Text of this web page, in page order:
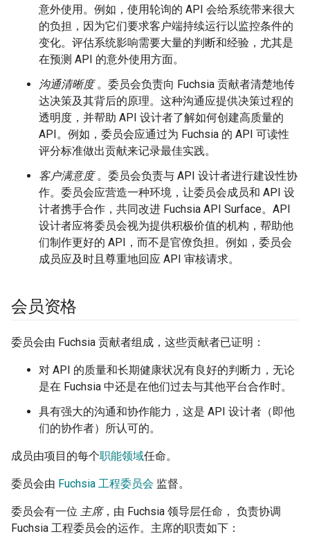
意外使用。例如，使用轮询的 API 会给系统带来很大
的负担，因为它们要求客户端持续运行以监控条件的
变化。评估系统影响需要大量的判断和经验，尤其是
在预测 API 的意外使用方面。
沟通清晰度。委员会负责向 Fuchsia 贡献者清楚地传
达决策及其背后的原理。这种沟通应提供决策过程的
透明度，并帮助 API 设计者了解如何创建高质量的
API。例如，委员会应通过为 Fuchsia 的 API 可读性
评分标准做出贡献来记录最佳实践。
客户满意度。委员会负责与 API 设计者进行建设性协
作。委员会应营造一种环境，让委员会成员和 API 设
计者携手合作，共同改进 Fuchsia API Surface。API
设计者应将委员会视为提供积极价值的机构，帮助他
们制作更好的 API，而不是官僚负担。例如，委员会
成员应及时且尊重地回应 API 审核请求。
会员资格
委员会由 Fuchsia 贡献者组成，这些贡献者已证明：
对 API 的质量和长期健康状况有良好的判断力，无论
是在 Fuchsia 中还是在他们过去与其他平台合作时。
具有强大的沟通和协作能力，这是 API 设计者（即他
们的协作者）所认可的。
成员由项目的每个职能领域任命。
委员会由 Fuchsia 工程委员会 监督。
委员会有一位 主席，由 Fuchsia 领导层任命， 负责协调
Fuchsia 工程委员会的运作。主席的职责如下：